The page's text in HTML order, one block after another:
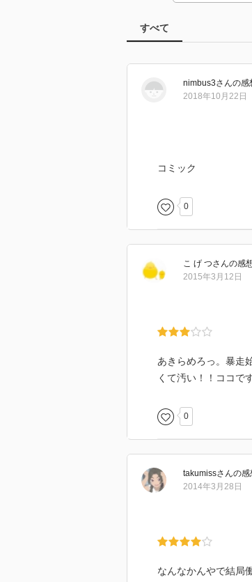
すべて
nimbus3さんの感
2018年10月22日
コミック
0
こ げ つさんの感
2015年3月12日
あきらめろっ。暴走
くて汚い！！ココで
0
takumissさんの感
2014年3月28日
なんなかんやで結局